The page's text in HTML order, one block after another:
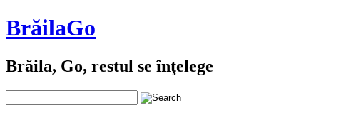
BrăilaGo
Brăila, Go, restul se înţelege